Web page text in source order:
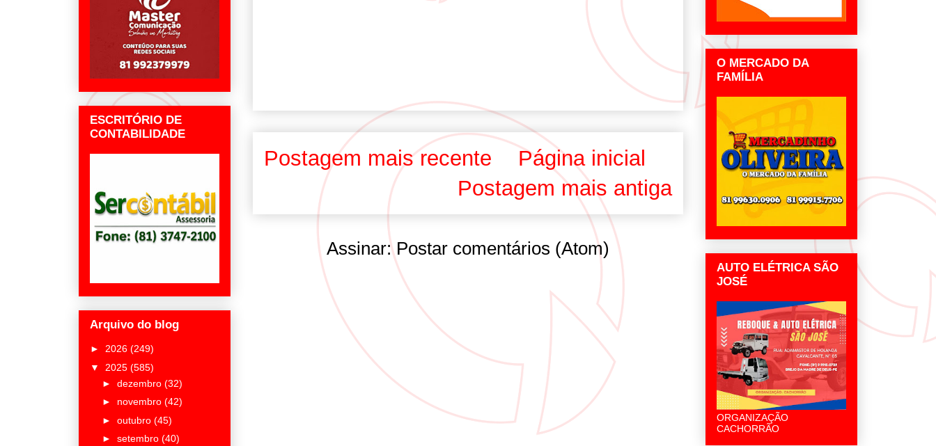
Postagem mais recente
Postagem mais antiga
Página inicial
Assinar:Postar comentários (Atom)
ESCRITÓRIO DE
CONTABILIDADE
Arquivo do blog
► 2026 (249)
▼ 2025 (585)
► dezembro (32)
► novembro (42)
► outubro (45)
► setembro (40)
O MERCADO DA
FAMÍLIA
AUTO ELÉTRICA SÃO
JOSÉ
ORGANIZAÇÃO
CACHORRÃO